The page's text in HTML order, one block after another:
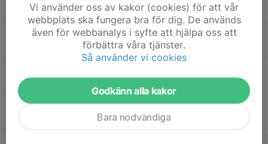
17:30
Träning Konstgräs
Veddige IP
Ons
Vi använder oss av kakor (cookies) för att vår
webbplats ska fungera bra för dig. De används
även för webbanalys i syfte att hjälpa oss att
förbättra våra tjänster.
Så använder vi cookies
Godkänn alla kakor
Bara nödvändiga